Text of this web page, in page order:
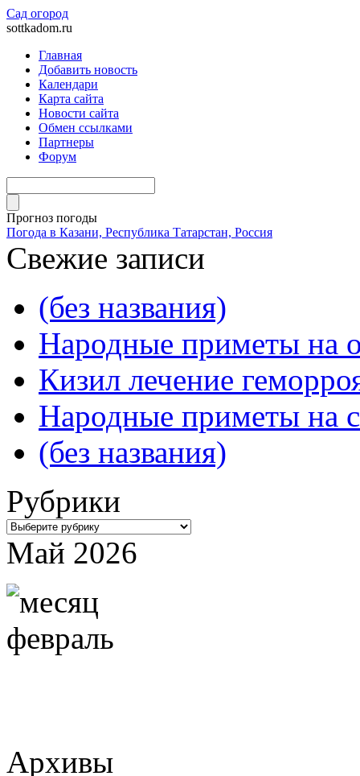
Сад огород
sottkadom.ru
Главная
Добавить новость
Календари
Карта сайта
Новости сайта
Обмен ссылками
Партнеры
Форум
Прогноз погоды
Погода в Казани, Республика Татарстан, Россия
Свежие записи
(без названия)
Народные приметы на
Кизил лечение
Народные приметы на
(без названия)
Рубрики
Рубрики
Май 2026
Архивы